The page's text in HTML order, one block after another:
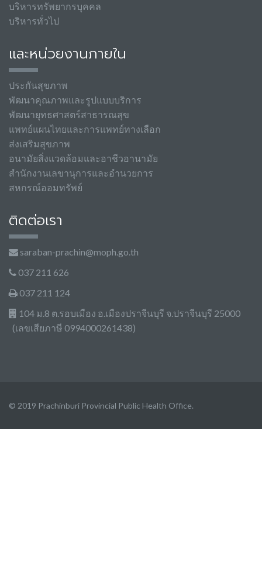
บริหารทรัพยากรบุคคล
บริหารทั่วไป
และหน่วยงานภายใน
ประกันสุขภาพ
พัฒนาคุณภาพและรูปแบบบริการ
พัฒนายุทธศาสตร์สาธารณสุข
แพทย์แผนไทยและการแพทย์ทางเลือก
ส่งเสริมสุขภาพ
อนามัยสิ่งแวดล้อมและอาชีวอานามัย
สำนักงานเลขานุการและอำนวยการ
สหกรณ์ออมทรัพย์
ติดต่อเรา
saraban-prachin@moph.go.th
037 211 626
037 211 124
104 ม.8 ต.รอบเมือง อ.เมืองปราจีนบุรี จ.ปราจีนบุรี 25000
(เลขเสียภาษี 0994000261438)
© 2019 Prachinburi Provincial Public Health Office.